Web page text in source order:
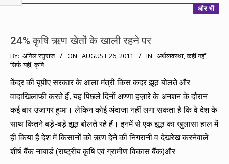
और भी
24% कृषि ऋण खेतों के खाली रहने पर
2011-
08-
26
BY: अनिल रघुराज ON: AUGUST 26, 2011 IN: अर्थव्यवस्था,कहीं नहीं,
सिर्फ यहीं,कृषि
केंद्र की यूपीए सरकार के आला मंत्री किस कदर झूठ बोलते और
वादाखिलाफी करते हैं, यह पिछले दिनों अण्णा हज़ारे के अनशन के दौरान
कई बार उजागर हुआ। लेकिन कोई अंदाजा नहीं लगा सकता है कि वे देश के
साथ कितने बड़े-बड़े झूठ बोलते रहे हैं। इनमें से एक झूठ का खुलासा हाल में
ही किया है देश में किसानों को ऋण देने की निगरानी व देखरेख करनेवाले
शीर्ष बैंक नाबार्ड (राष्ट्रीय कृषि एवं ग्रामीण विकास बैंक)और